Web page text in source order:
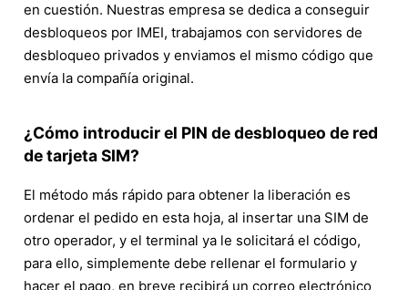
en cuestión. Nuestras empresa se dedica a conseguir
desbloqueos por IMEI, trabajamos con servidores de
desbloqueo privados y enviamos el mismo código que
envía la compañía original.
¿Cómo introducir el PIN de desbloqueo de red
de tarjeta SIM?
El método más rápido para obtener la liberación es
ordenar el pedido en esta hoja, al insertar una SIM de
otro operador, y el terminal ya le solicitará el código,
para ello, simplemente debe rellenar el formulario y
hacer el pago, en breve recibirá un correo electrónico